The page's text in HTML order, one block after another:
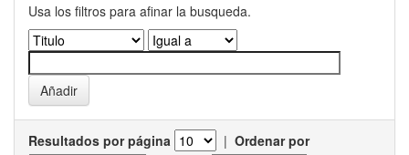
Usa los filtros para afinar la busqueda.
Resultados por página | Ordenar por